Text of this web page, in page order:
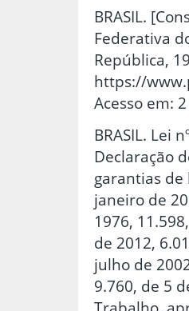
BRASIL.
Federativa
República,
https://
Acesso em:
BRASIL. Lei
Declaração
garantias de
janeiro de
1976,
de 2012,
julho de
9.760, de 5